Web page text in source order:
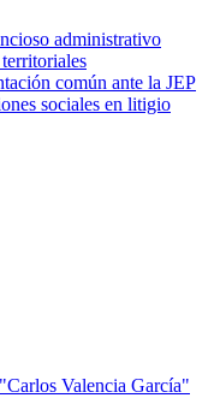
administrativo
común ante la JEP
sociales en litigio
Valencia García"